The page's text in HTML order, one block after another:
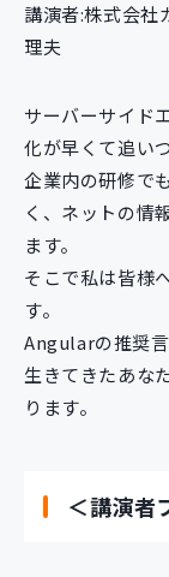
講演者:株式会
理夫
サーバーサイド
化が早くて追い
企業内の研修で
く、ネットの情
ます。
そこで私は皆様
す。
Angularの推奨
生きてきたあな
ります。
＜講演者